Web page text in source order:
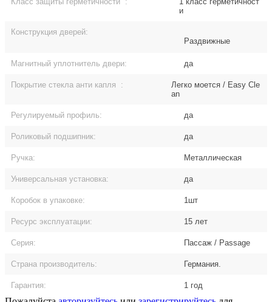
и
Конструкция дверей:
Раздвижные
Магнитный уплотнитель двери: да
Покрытие стекла анти капля :
Легко моется / Easy Cle
an
Регулируемый профиль: да
Роликовый подшипник: да
Ручка: Металлическая
Универсальная установка: да
Коробок в упаковке: 1шт
Ресурс эксплуатации: 15 лет
Серия: Пассаж / Passage
Страна производитель: Германия.
Гарантия: 1 год